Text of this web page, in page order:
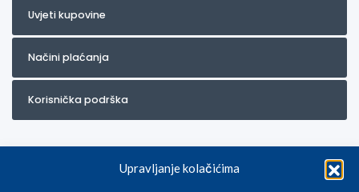
Upravljanje kolačićima
Uvjeti kupovine
Načini plaćanja
Korisnička podrška